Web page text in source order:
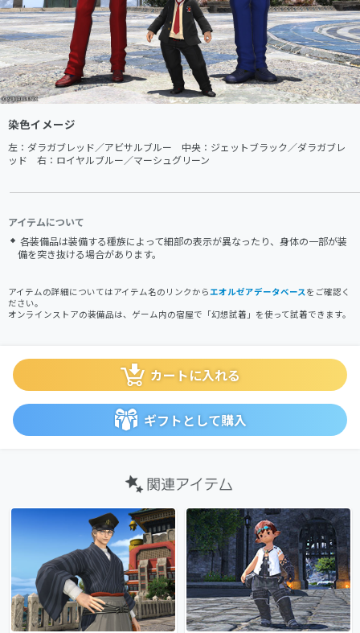
染色イメージ
左：ダラガブレッド／アビサルブルー　中央：ジェットブラック／ダラガブレ
ッド　右：ロイヤルブルー／マーシュグリーン
アイテムについて
各装備品は装備する種族によって細部の表示が異なったり、身体の一部が装
備を突き抜ける場合があります。
アイテムの詳細についてはアイテム名のリンクからエオルゼアデータベースをご確認く
ださい。
オンラインストアの装備品は、ゲーム内の宿屋で「幻想試着」を使って試着できます。
カートに入れる
ギフトとして購入